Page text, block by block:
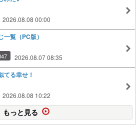
2026.08.08 00:00
一覧（PC版）
2026.08.07 08:35
てる幸せ！
2026.08.08 10:22
もっと見る